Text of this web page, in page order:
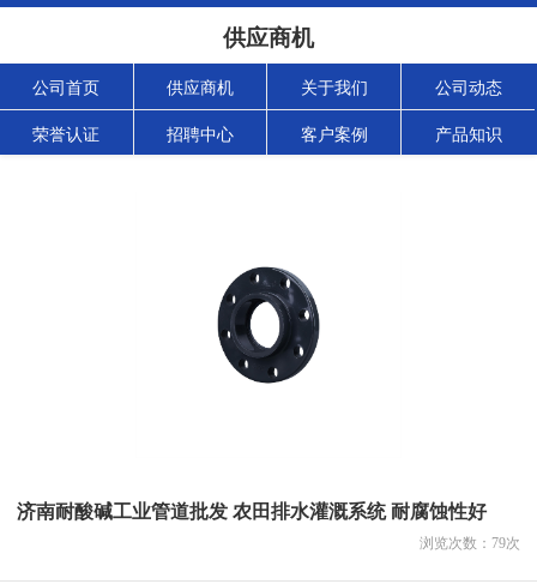
供应商机
公司首页 供应商机 关于我们 公司动态
荣誉认证 招聘中心 客户案例 产品知识
济南耐酸碱工业管道批发 农田排水灌溉系统 耐腐蚀性好
浏览次数： 79次